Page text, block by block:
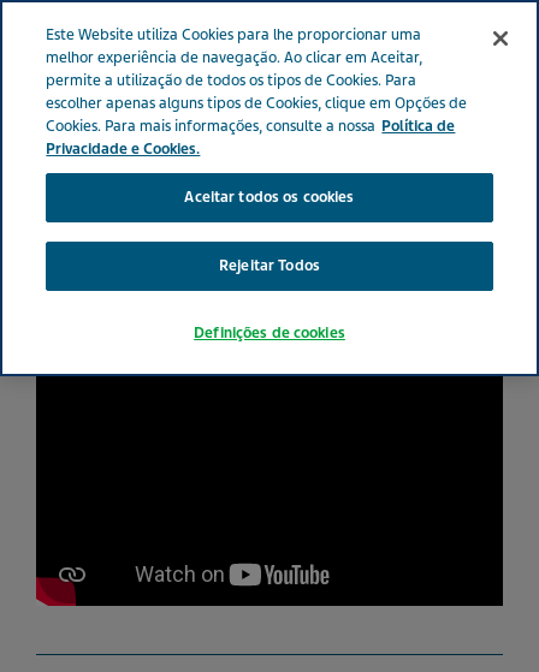
Elisa e Francisca falam do
impacto da enxaqueca nas
suas vidas
Este Website utiliza Cookies para lhe proporcionar uma
melhor experiência de navegação. Ao clicar em Aceitar,
permite a utilização de todos os tipos de Cookies. Para
escolher apenas alguns tipos de Cookies, clique em Opções de
Cookies. Para mais informações, consulte a nossa Política de
Privacidade e Cookies.
Aceitar todos os cookies
Rejeitar Todos
Definições de cookies